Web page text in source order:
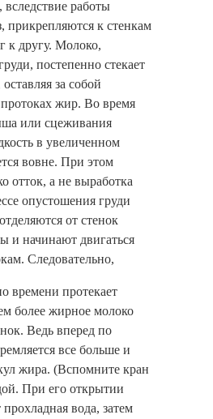
работы
прикрепляются к стенкам
к другу. Молоко,
постепенно стекает
за собой
жир. Во время
или сцеживания
в увеличенном
вовне. При этом
отток, а не выработка
опустошения груди
от стенок
и начинают двигаться
Следовательно,
времени протекает
более жирное молоко
Ведь вперед по
все больше и
жира. (Вспомните кран
При его открытии
прохладная вода, затем